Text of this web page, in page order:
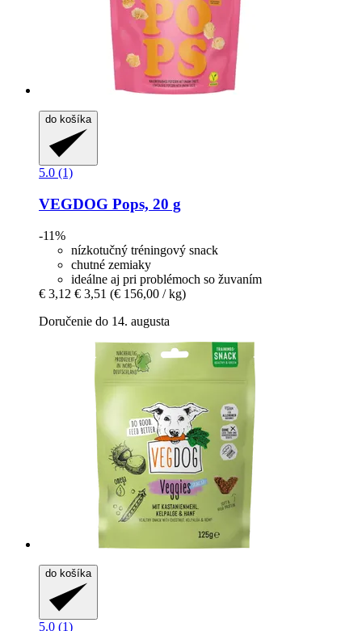
do košíka
5.0 (1)
VEGDOG Pops, 20 g
-11%
nízkotučný tréningový snack
chutné zemiaky
ideálne aj pri problémoch so žuvaním
€ 3,12 € 3,51 (€ 156,00 / kg)
Doručenie do 14. augusta
do košíka
5.0 (1)